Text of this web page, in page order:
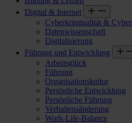
Digital & Internet
Cyberkriminalität &
Datenwissenschaft
Digitalisierung
Führung und Entwicklung
Arbeitsglück
Führung
Organisationskultur
Persönliche Entwicklung
Persönliche Führung
Verhaltensänderung
Work-Life-Balance